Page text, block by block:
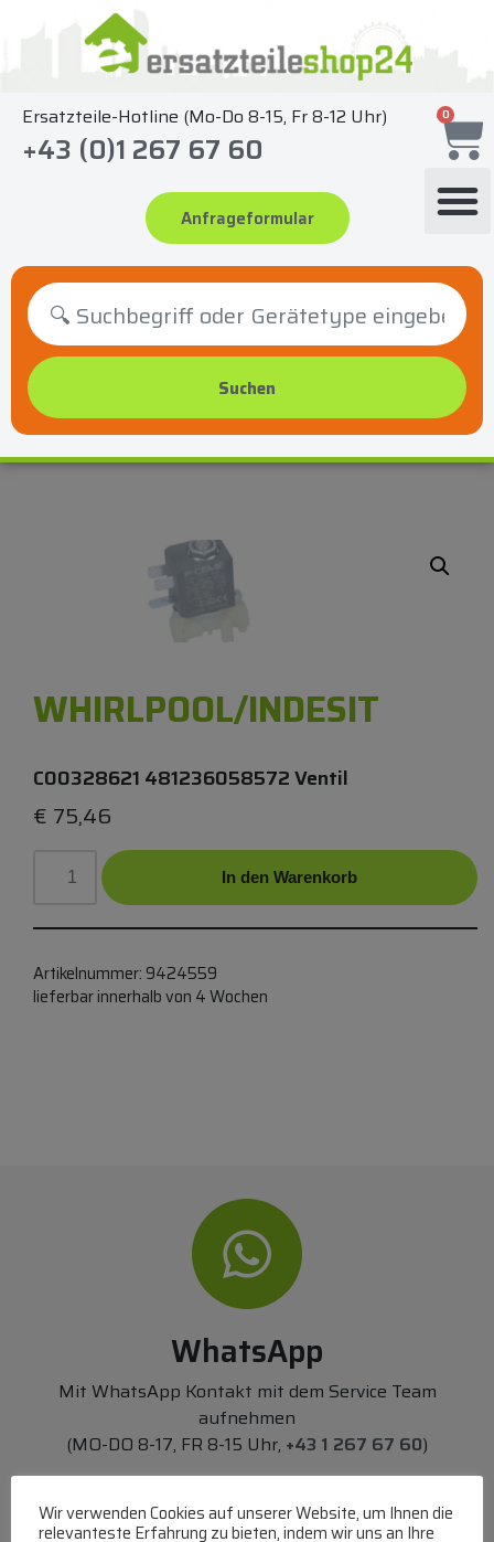
springen
Ersatzteile-Hotline (Mo-Do 8-15, Fr 8-12 Uhr)
+43 (0)1 267 67 60
Anfrageformular
0
WHIRLPOOL/INDESIT
C00328621 481236058572 Ventil
€ 75,46
In den Warenkorb
Artikelnummer: 9424559
lieferbar innerhalb von 4 Wochen
WhatsApp
Mit WhatsApp Kontakt mit dem Service Team
aufnehmen
(MO-DO 8-17, FR 8-15 Uhr, +43 1 267 67 60)
Wir verwenden Cookies auf unserer Website, um Ihnen die
relevanteste Erfahrung zu bieten, indem wir uns an Ihre